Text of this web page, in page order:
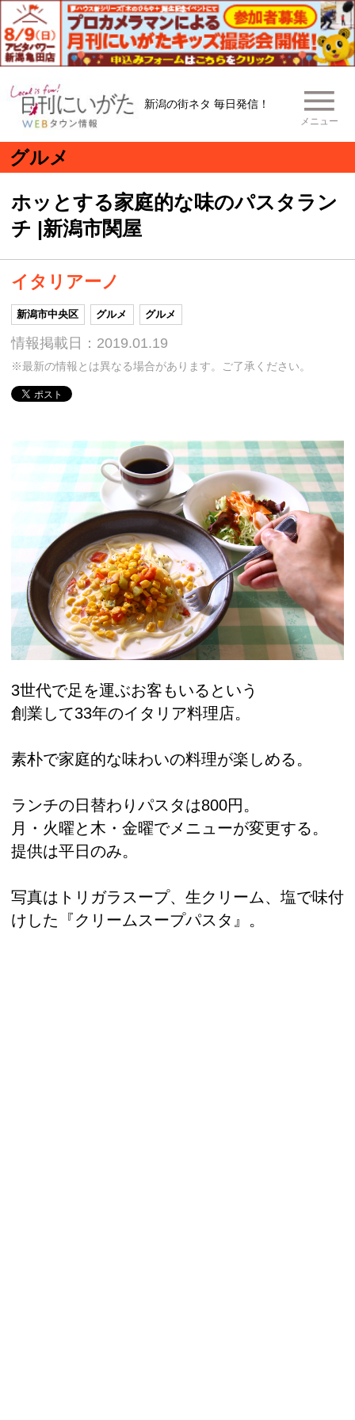
新潟の街ネタ 毎日発信！
メニュー
グルメ
ホッとする家庭的な味のパスタラン
チ |新潟市関屋
イタリアーノ
新潟市中央区 グルメ グルメ
情報掲載日：2019.01.19
※最新の情報とは異なる場合があります。ご了承ください。
3世代で足を運ぶお客もいるという
創業して33年のイタリア料理店。
素朴で家庭的な味わいの料理が楽しめる。
ランチの日替わりパスタは800円。
月・火曜と木・金曜でメニューが変更する。
提供は平日のみ。
写真はトリガラスープ、生クリーム、塩で味付
けした『クリームスープパスタ』。